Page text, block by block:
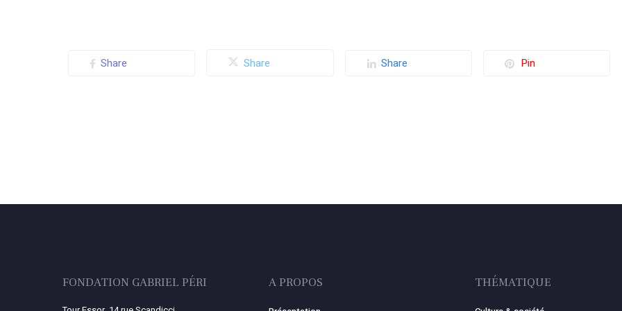
Share Share Share Pin
FONDATION GABRIEL PÉRI A PROPOS THÉMATIQUE